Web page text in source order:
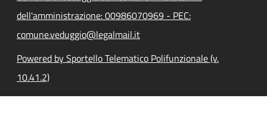
dell'amministrazione: 00986070969 - PEC:
comune.veduggio@legalmail.it
Powered by Sportello Telematico Polifunzionale (v.
10.41.2)